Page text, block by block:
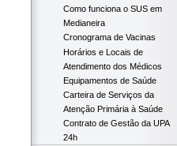
Como funciona o SUS em
Medianeira
Cronograma de Vacinas
Horários e Locais de
Atendimento dos Médicos
Equipamentos de Saúde
Carteira de Serviços da
Atenção Primária à Saúde
Contrato de Gestão da UPA
24h